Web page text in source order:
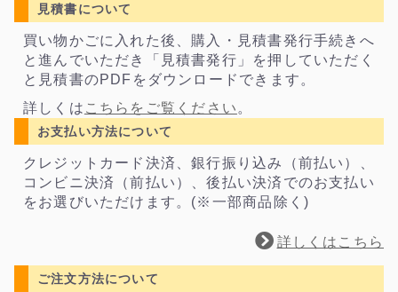
見積書について
買い物かごに入れた後、購入・見積書発行手続きへ
と進んでいただき「見積書発行」を押していただく
と見積書のPDFをダウンロードできます。
詳しくは こちらをご覧ください 。
お支払い方法について
クレジットカード決済、銀行振り込み（前払い）、
コンビニ決済（前払い）、後払い決済でのお支払い
をお選びいただけます。(※一部商品除く)
詳しくはこちら
ご注文方法について